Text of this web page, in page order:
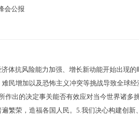
会公报
体抗风险能力加强、增长新动能开始出现的
增加以及恐怖主义冲突等挑战导致全球经
出的决定事关能否有效应对当今世界诸多
荣，造福各国人民。5.我们决心构建创新